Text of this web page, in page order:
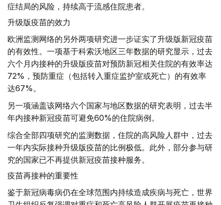
症结局的风险，持续高于流感住院患者。
升级版疫苗的效力
欧洲监测网络的另外两项研究进一步证实了升级版新冠疫苗
的有效性。一项基于科索沃地区三年数据的研究显示，过去
六个月内接种的升级版疫苗对预防新冠相关住院的有效率达
72%，预防重症（包括转入重症监护室或死亡）的有效率
达67%。
另一项涵盖该网络六个国家与地区数据的研究表明，过去半
年内接种新冠疫苗可避免60%的住院病例。
综合全部四项研究的监测数据，住院的高风险人群中，过去
一年内实际接种升级版疫苗的比例极低。此外，部分参与研
究的国家已不再提供新冠疫苗接种服务。
疫苗再接种的重要性
鉴于新冠病毒病仍在全球范围内持续造成疾病与死亡，世界